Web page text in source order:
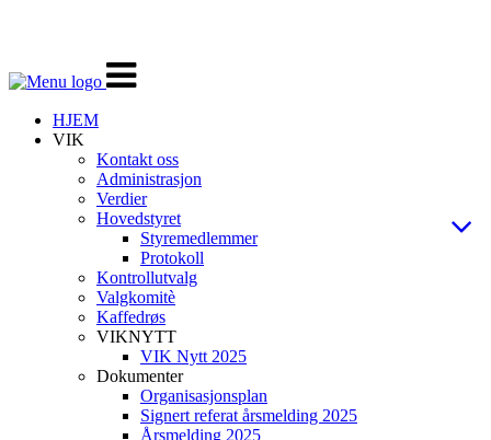
Veksle
navigasjon
HJEM
VIK
Kontakt oss
Administrasjon
Verdier
Hovedstyret
Styremedlemmer
Protokoll
Kontrollutvalg
Valgkomitè
Kaffedrøs
VIKNYTT
VIK Nytt 2025
Dokumenter
Organisasjonsplan
Signert referat årsmelding 2025
Årsmelding 2025